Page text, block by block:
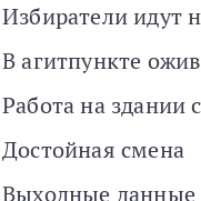
Избиратели идут
В агитпункте
Работа на здании
Достойная смена
Выходные